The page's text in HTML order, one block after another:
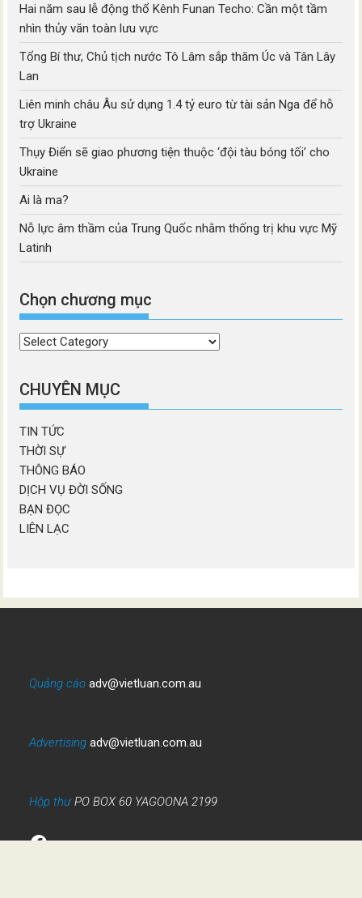
Hai năm sau lễ động thổ Kênh Funan Techo: Cần một tầm
nhìn thủy văn toàn lưu vực
Tổng Bí thư, Chủ tịch nước Tô Lâm sắp thăm Úc và Tân Lây
Lan
Liên minh châu Âu sử dụng 1.4 tỷ euro từ tài sản Nga để hỗ
trợ Ukraine
Thụy Điển sẽ giao phương tiện thuộc ‘đội tàu bóng tối’ cho
Ukraine
Ai là ma?
Nỗ lực âm thầm của Trung Quốc nhằm thống trị khu vực Mỹ
Latinh
Chọn chương mục
Chọn
mục
CHUYÊN MỤC
TIN TỨC
THỜI SỰ
THÔNG BÁO
DỊCH VỤ ĐỜI SỐNG
BẠN ĐỌC
LIÊN LẠC
Quảng cáo adv@vietluan.com.au
Advertising adv@vietluan.com.au
Hộp thưPO BOX 60 YAGOONA 2199
Facebook